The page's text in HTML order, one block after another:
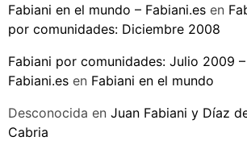
Fabiani en el mundo – Fabiani.es en
por comunidades: Diciembre 2008
Fabiani por comunidades: Julio 2009 –
Fabiani.es en Fabiani en el mundo
Desconocida en Juan Fabiani y Díaz
Cabria